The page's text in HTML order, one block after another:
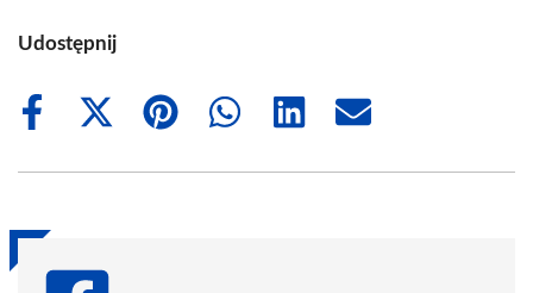
Udostępnij
Share
Share
(Twitter)
Share
Share
Share
Share